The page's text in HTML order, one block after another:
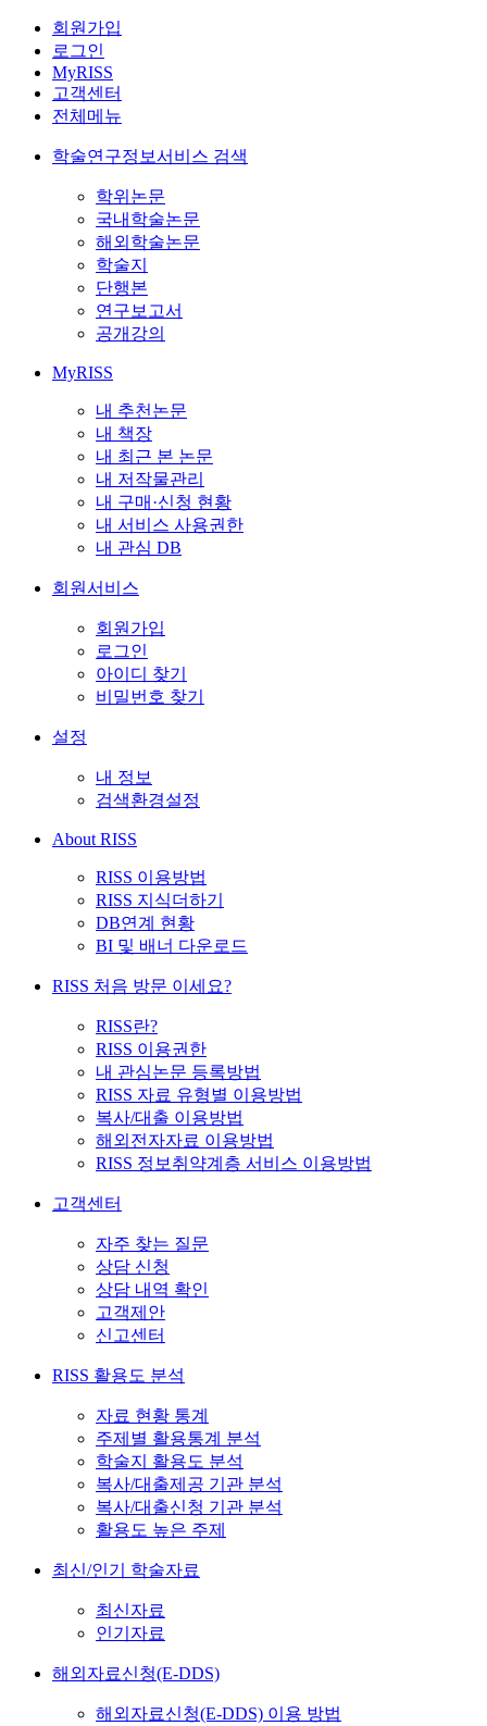
회원가입
로그인
MyRISS
고객센터
전체메뉴
학술연구정보서비스 검색
학위논문
국내학술논문
해외학술논문
학술지
단행본
연구보고서
공개강의
MyRISS
내 추천논문
내 책장
내 최근 본 논문
내 저작물관리
내 구매·신청 현황
내 서비스 사용권한
내 관심 DB
회원서비스
회원가입
로그인
아이디 찾기
비밀번호 찾기
설정
내 정보
검색환경설정
About RISS
RISS 이용방법
RISS 지식더하기
DB연계 현황
BI 및 배너 다운로드
RISS 처음 방문 이세요?
RISS란?
RISS 이용권한
내 관심논문 등록방법
RISS 자료 유형별 이용방법
복사/대출 이용방법
해외전자자료 이용방법
RISS 정보취약계층 서비스 이용방법
고객센터
자주 찾는 질문
상담 신청
상담 내역 확인
고객제안
신고센터
RISS 활용도 분석
자료 현황 통계
주제별 활용통계 분석
학술지 활용도 분석
복사/대출제공 기관 분석
복사/대출신청 기관 분석
활용도 높은 주제
최신/인기 학술자료
최신자료
인기자료
해외자료신청(E-DDS)
해외자료신청(E-DDS) 이용 방법